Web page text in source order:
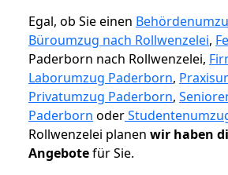
Egal, ob Sie einen
Büroumzug nach Rollwenzelei,
Paderborn nach Rollwenzelei,
Laborumzug Paderborn,
Privatumzug Paderborn,
Paderborn oder
Rollwenzelei planen wir haben
Angebotefür Sie.